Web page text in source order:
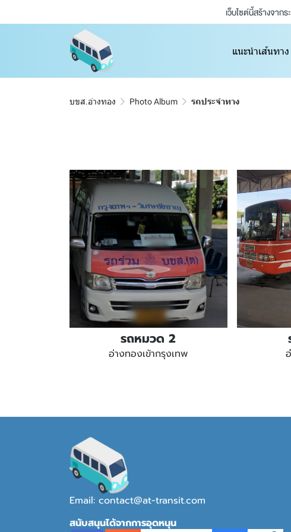
เว็บไซต์นี้สร้างจากร
แนะนำเส้นทาง
บขส.อ่างทอง Photo Album รถประจำทาง
รถหมวด 2
อ่างทองเข้ากรุงเทพ
Email: contact@at-transit.com
สนับสนุนได้จากการอุดหนุน